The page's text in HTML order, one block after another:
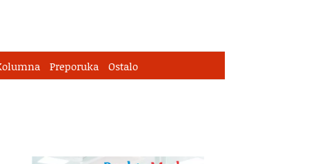
Preporuka Ostalo